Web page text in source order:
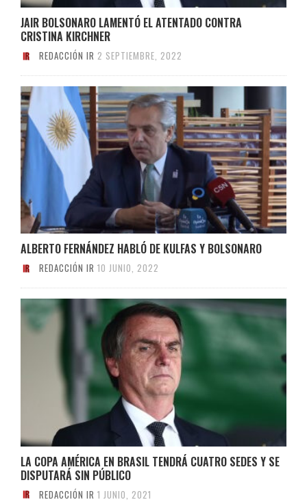
JAIR BOLSONARO LAMENTÓ EL ATENTADO CONTRA
CRISTINA KIRCHNER
REDACCIÓN IR 2 SEPTIEMBRE, 2022
ALBERTO FERNÁNDEZ HABLÓ DE KULFAS Y BOLSONARO
REDACCIÓN IR 10 JUNIO, 2022
LA COPA AMÉRICA EN BRASIL TENDRÁ CUATRO SEDES Y SE
DISPUTARÁ SIN PÚBLICO
REDACCIÓN IR 1 JUNIO, 2021